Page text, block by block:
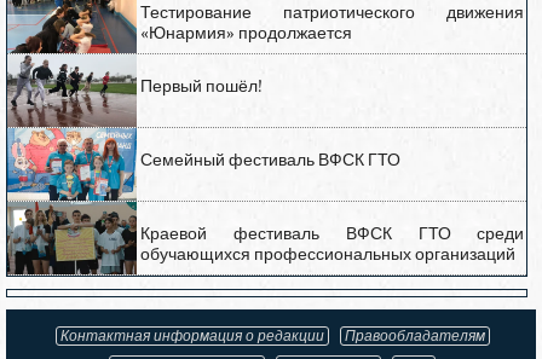
Тестирование патриотического движения
«Юнармия» продолжается
Первый пошёл!
Семейный фестиваль ВФСК ГТО
Краевой фестиваль ВФСК ГТО среди
обучающихся профессиональных организаций
Контактная информация о редакции
Правообладателям